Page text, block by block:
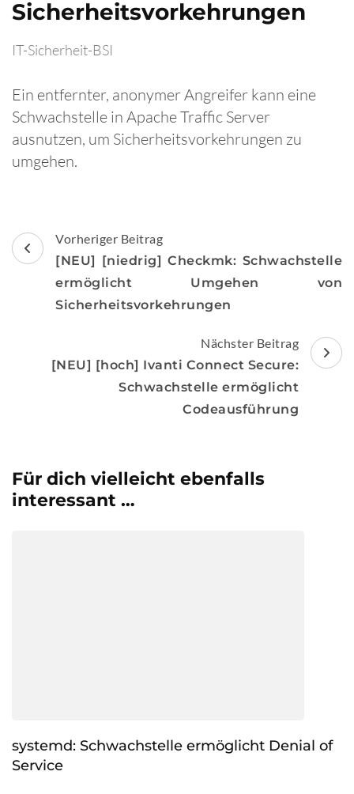
Sicherheitsvorkehrungen
IT-Sicherheit-BSI
Ein entfernter, anonymer Angreifer kann eine
Schwachstelle in Apache Traffic Server
ausnutzen, um Sicherheitsvorkehrungen zu
umgehen.
Beitragsnavigation
Vorheriger Beitrag
[NEU] [niedrig] Checkmk: Schwachstelle
ermöglicht Umgehen von
Sicherheitsvorkehrungen
Nächster Beitrag
[NEU] [hoch] Ivanti Connect Secure:
Schwachstelle ermöglicht
Codeausführung
Für dich vielleicht ebenfalls
interessant …
systemd: Schwachstelle ermöglicht Denial of
Service